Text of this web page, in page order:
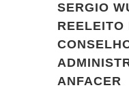
SERGIO
REELEITO
ANFACER